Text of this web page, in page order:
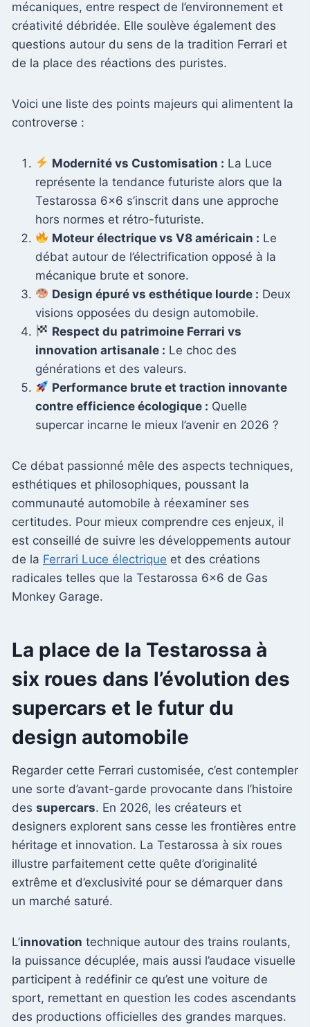
mécaniques, entre respect de l’environnement et
créativité débridée. Elle soulève également des
questions autour du sens de la tradition Ferrari et
de la place des réactions des puristes.
Voici une liste des points majeurs qui alimentent la
controverse :
Modernité vs Customisation : La Luce
représente la tendance futuriste alors que la
Testarossa 6×6 s’inscrit dans une approche
hors normes et rétro-futuriste.
Moteur électrique vs V8 américain : Le
débat autour de l’électrification opposé à la
mécanique brute et sonore.
Design épuré vs esthétique lourde : Deux
visions opposées du design automobile.
Respect du patrimoine Ferrari vs
innovation artisanale : Le choc des
générations et des valeurs.
Performance brute et traction innovante
contre efficience écologique : Quelle
supercar incarne le mieux l’avenir en 2026 ?
Ce débat passionné mêle des aspects techniques,
esthétiques et philosophiques, poussant la
communauté automobile à réexaminer ses
certitudes. Pour mieux comprendre ces enjeux, il
est conseillé de suivre les développements autour
de la Ferrari Luce électrique et des créations
radicales telles que la Testarossa 6×6 de Gas
Monkey Garage.
La place de la Testarossa à
six roues dans l’évolution des
supercars et le futur du
design automobile
Regarder cette Ferrari customisée, c’est contempler
une sorte d’avant-garde provocante dans l’histoire
des supercars. En 2026, les créateurs et
designers explorent sans cesse les frontières entre
héritage et innovation. La Testarossa à six roues
illustre parfaitement cette quête d’originalité
extrême et d’exclusivité pour se démarquer dans
un marché saturé.
L’innovation technique autour des trains roulants,
la puissance décuplée, mais aussi l’audace visuelle
participent à redéfinir ce qu’est une voiture de
sport, remettant en question les codes ascendants
des productions officielles des grandes marques.